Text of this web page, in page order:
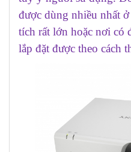
được dùng nhiều nhất
tích rất lớn hoặc nơi có
lắp đặt được theo cách